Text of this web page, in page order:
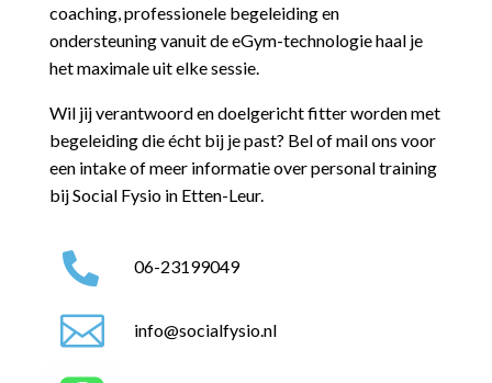
coaching, professionele begeleiding en
ondersteuning vanuit de eGym-technologie haal je
het maximale uit elke sessie.
Wil jij verantwoord en doelgericht fitter worden met
begeleiding die écht bij je past? Bel of mail ons voor
een intake of meer informatie over personal training
bij Social Fysio in Etten-Leur.
 06-23199049
 info@socialfysio.nl